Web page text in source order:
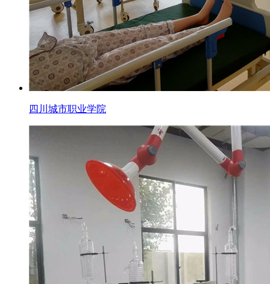
四川城市职业学院